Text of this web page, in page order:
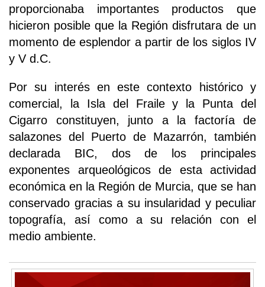
proporcionaba importantes productos que
hicieron posible que la Región disfrutara de un
momento de esplendor a partir de los siglos IV
y V d.C.
Por su interés en este contexto histórico y
comercial, la Isla del Fraile y la Punta del
Cigarro constituyen, junto a la factoría de
salazones del Puerto de Mazarrón, también
declarada BIC, dos de los principales
exponentes arqueológicos de esta actividad
económica en la Región de Murcia, que se han
conservado gracias a su insularidad y peculiar
topografía, así como a su relación con el
medio ambiente.